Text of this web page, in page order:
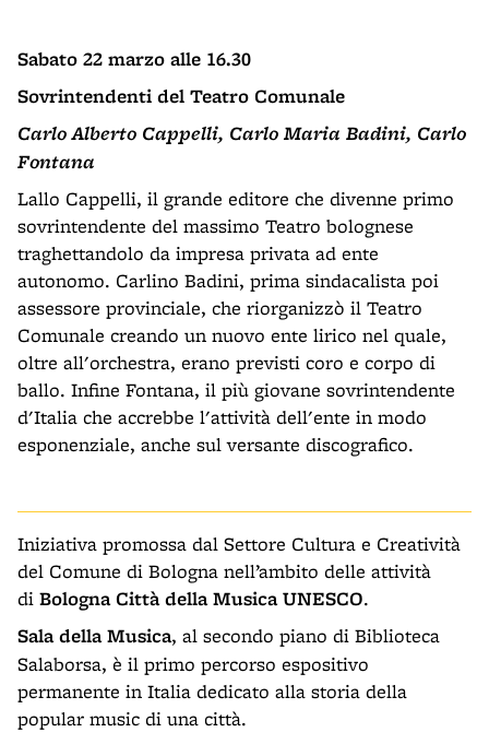
Sabato 22 marzo alle 16.30
Sovrintendenti del Teatro Comunale
Carlo Alberto Cappelli, Carlo Maria Badini, Carlo
Fontana
Lallo Cappelli, il grande editore che divenne primo
sovrintendente del massimo Teatro bolognese
traghettandolo da impresa privata ad ente
autonomo. Carlino Badini, prima sindacalista poi
assessore provinciale, che riorganizzò il Teatro
Comunale creando un nuovo ente lirico nel quale,
oltre all'orchestra, erano previsti coro e corpo di
ballo. Infine Fontana, il più giovane sovrintendente
d'Italia che accrebbe l'attività dell'ente in modo
esponenziale, anche sul versante discografico.
Iniziativa promossa dal Settore Cultura e Creatività
del Comune di Bologna nell’ambito delle attività
di Bologna Città della Musica UNESCO.
Sala della Musica, al secondo piano di Biblioteca
Salaborsa, è il primo percorso espositivo
permanente in Italia dedicato alla storia della
popular music di una città.